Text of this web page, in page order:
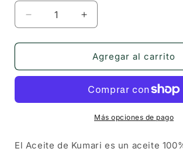
Reducir
cantidad
para
de
Holistic
Aumentar
cantidad
para
Aceite
de
—
Holistic
Essentials
Agregar al carrito
Más opciones de pago
El Aceite de Kumari es un aceite